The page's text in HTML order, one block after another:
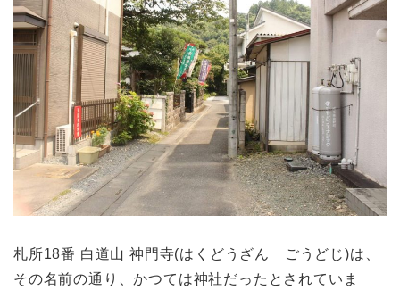
札所18番 白道山 神門寺(はくどうざん ごうどじ)は、
その名前の通り、かつては神社だったとされていま